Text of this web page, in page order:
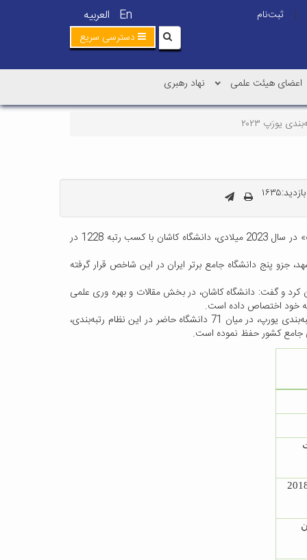
En العربیه |
ثبت‌نام
دسترسی سریع
اعضای هیئت علمی نهاد رهبری
یورَپ ۲۰۲۳
مدیر کتابخانه مرکزی، تأمین منابع علمی و انتشارات دانشگاه کاشان گفت: بر پایه گزارش نظام «رتبه‌بندی دانشگاه‌ها بر پایه عملکرد علمی» یا «یورَپ» در سال 2023 میلادی، دانشگاه کاشان با کسب رتبه 1228 در
همراه با دانشگاه فردوسی مشهد، جزو پنج دانشگاه جامع برتر ایران در این شاخص قرار گرفته
کرد و گفت: دانشگاه کاشان، در بخش مقالات و بهره وری علمی
خود اختصاص داده است.
دکتر احمدی زاده با اشاره به افزایش حضور دانشگاه‌های ایرانی در نظام رتبه‌بندی یورپ 2023 ، افزود: دانشگاه کاشان در جدیدترین گزارش نظام رتبه‌بندی یورپ، در میان 71 دانشگاه حاضر در این نظام رتبه‌بندی،
در 24 حوزه موضوعی را بین سال‌های 2018